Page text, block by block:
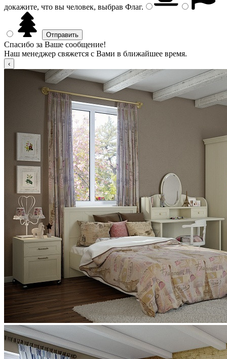
докажите, что вы человек, выбрав Флаг.
Спасибо за Ваше сообщение!
Наш менеджер свяжется с Вами в ближайшее время.